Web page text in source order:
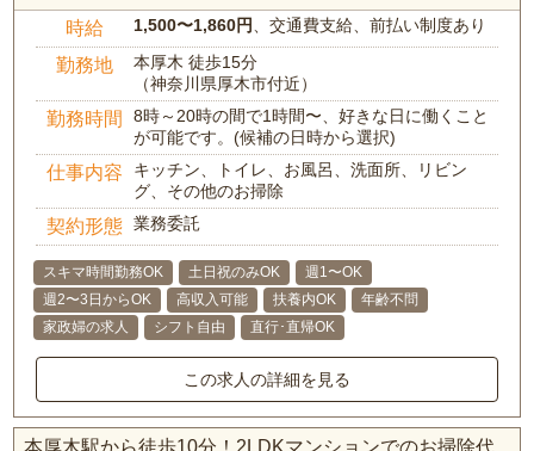
時給 1,500〜1,860円 、交通費支給、前払い制度あり
勤務地
本厚木 徒歩15分
（神奈川県厚木市付近）
勤務時間
8時～20時の間で1時間〜、好きな日に働くこと
が可能です。(候補の日時から選択)
仕事内容
キッチン、トイレ、お風呂、洗面所、リビン
グ、その他のお掃除
契約形態 業務委託
スキマ時間勤務OK 土日祝のみOK
週1〜OK
週2〜3日からOK
高収入可能 扶養内OK
年齢不問
家政婦の求人
シフト自由 直行･直帰OK
この求人の詳細を見る
本厚木駅から徒歩10分！2LDKマンションでのお掃除代